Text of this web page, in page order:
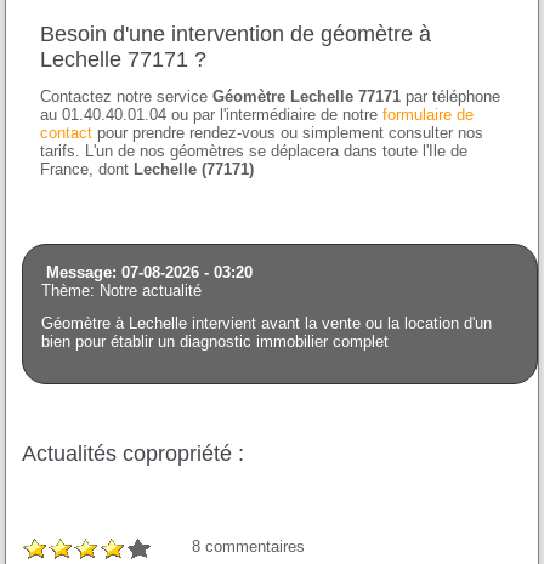
Besoin d'une intervention de géomètre à
Lechelle 77171 ?
Contactez notre serviceGéomètre Lechelle 77171 par téléphone
au 01.40.40.01.04 ou par l'intermédiaire de notreformulaire de
contact pour prendre rendez-vous ou simplement consulter nos
tarifs. L'un de nos géomètres se déplacera dans toute l'Ile de
France, dont Lechelle (77171)
Message: 07-08-2026 - 03:20
Thème: Notre actualité
Géomètre à Lechelle intervient avant la vente ou la location d'un
bien pour établir un diagnostic immobilier complet
Actualités copropriété :
8 commentaires